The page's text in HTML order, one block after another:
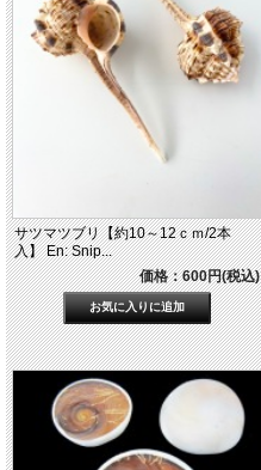
サツマツブリ【約10～12ｃｍ/2本
入】 En: Snip...
価格：600円(税込)